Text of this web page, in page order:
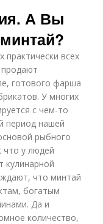
А Вы
практически всех
продают
готового фарша
У многих
с чем-то
период нашей
рыбного
что у людей
кулинарной
что минтай
богатым
Да и
количество,